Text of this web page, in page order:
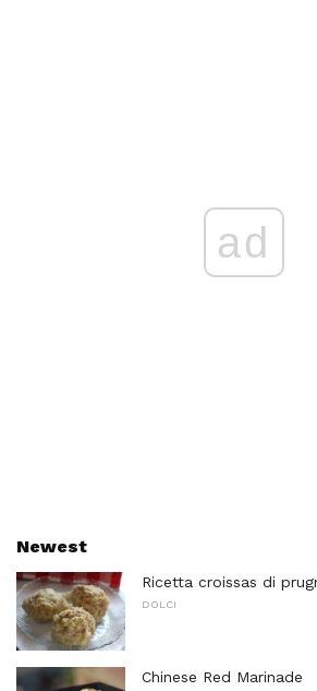
ad
Newest
Ricetta croissas di
DOLCI
Chinese Red Marinade